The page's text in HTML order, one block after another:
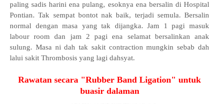
paling sadis harini ena pulang, esoknya ena bersalin di Hospital
Pontian. Tak sempat bontot nak baik, terjadi semula. Bersalin
normal dengan masa yang tak dijangka. Jam 1 pagi masuk
labour room dan jam 2 pagi ena selamat bersalinkan anak
sulung. Masa ni dah tak sakit contraction mungkin sebab dah
lalui sakit Thrombosis yang lagi dahsyat.
Rawatan secara "Rubber Band Ligation" untuk
buasir dalaman